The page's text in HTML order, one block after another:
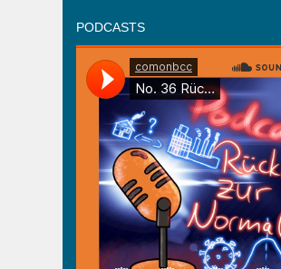
PODCASTS